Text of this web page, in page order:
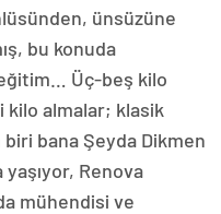
ünsüzüne
bu konuda
eğitim… Üç-beş kilo
kilo almalar; klasik
bana Şeyda Dikmen
Renova
mühendisi ve